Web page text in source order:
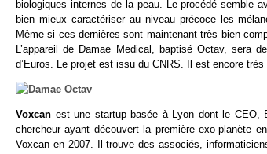
biologiques internes de la peau. Le procédé semble
bien mieux caractériser au niveau précoce les
Même si ces dernières sont maintenant très bien
L’appareil de Damae Medical, baptisé Octav, sera
d’Euros. Le projet est issu du CNRS. Il est encore
Voxcan est une startup basée à Lyon dont le CEO,
chercheur ayant découvert la première exo-planète
Voxcan en 2007. Il trouve des associés,